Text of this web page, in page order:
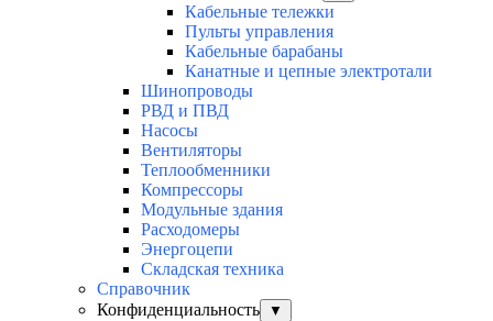
Кабельные тележки
Пульты управления
Кабельные барабаны
Канатные и цепные электротали
Шинопроводы
РВД и ПВД
Насосы
Вентиляторы
Теплообменники
Компрессоры
Модульные здания
Расходомеры
Энергоцепи
Складская техника
Справочник
Конфиденциальность
▼